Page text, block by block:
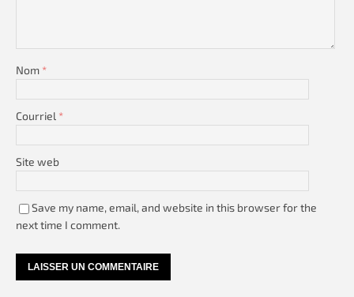
Nom *
Courriel *
Site web
Save my name, email, and website in this browser for the
next time I comment.